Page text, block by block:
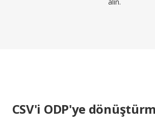
CSV'i ODP'ye